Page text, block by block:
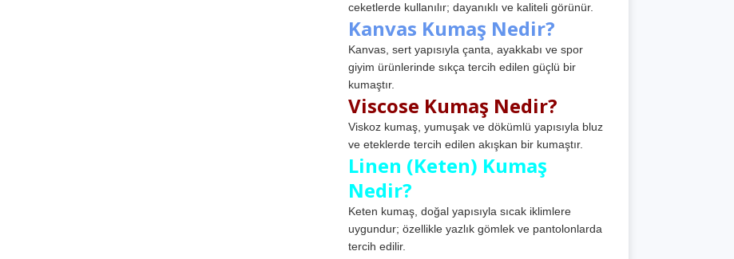
ceketlerde kullanılır; dayanıklı ve kaliteli görünür.
Kanvas Kumaş Nedir?
Kanvas, sert yapısıyla çanta, ayakkabı ve spor
giyim ürünlerinde sıkça tercih edilen güçlü bir
kumaştır.
Viscose Kumaş Nedir?
Viskoz kumaş, yumuşak ve dökümlü yapısıyla bluz
ve eteklerde tercih edilen akışkan bir kumaştır.
Linen (Keten) Kumaş
Nedir?
Keten kumaş, doğal yapısıyla sıcak iklimlere
uygundur; özellikle yazlık gömlek ve pantolonlarda
tercih edilir.